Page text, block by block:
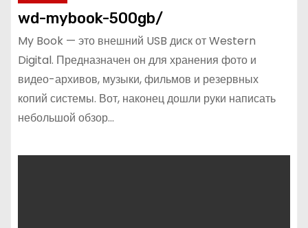
wd-mybook-500gb/
My Book — это внешний USB диск от Western
Digital. Предназначен он для хранения фото и
видео-архивов, музыки, фильмов и резервных
копий системы. Вот, наконец дошли руки написать
небольшой обзор…